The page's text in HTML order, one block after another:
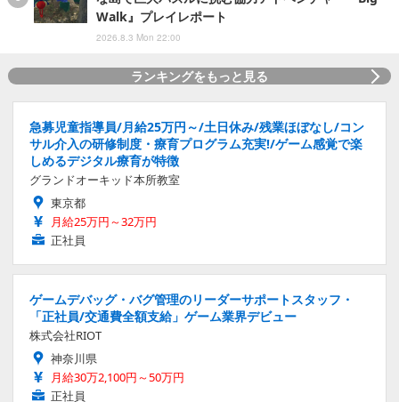
Walk』プレイレポート
2026.8.3 Mon 22:00
ランキングをもっと見る
急募児童指導員/月給25万円～/土日休み/残業ほぼなし/コン
サル介入の研修制度・療育プログラム充実!/ゲーム感覚で楽
しめるデジタル療育が特徴
グランドオーキッド本所教室
東京都
月給25万円～32万円
正社員
ゲームデバッグ・バグ管理のリーダーサポートスタッフ・
「正社員/交通費全額支給」ゲーム業界デビュー
株式会社RIOT
神奈川県
月給30万2,100円～50万円
正社員